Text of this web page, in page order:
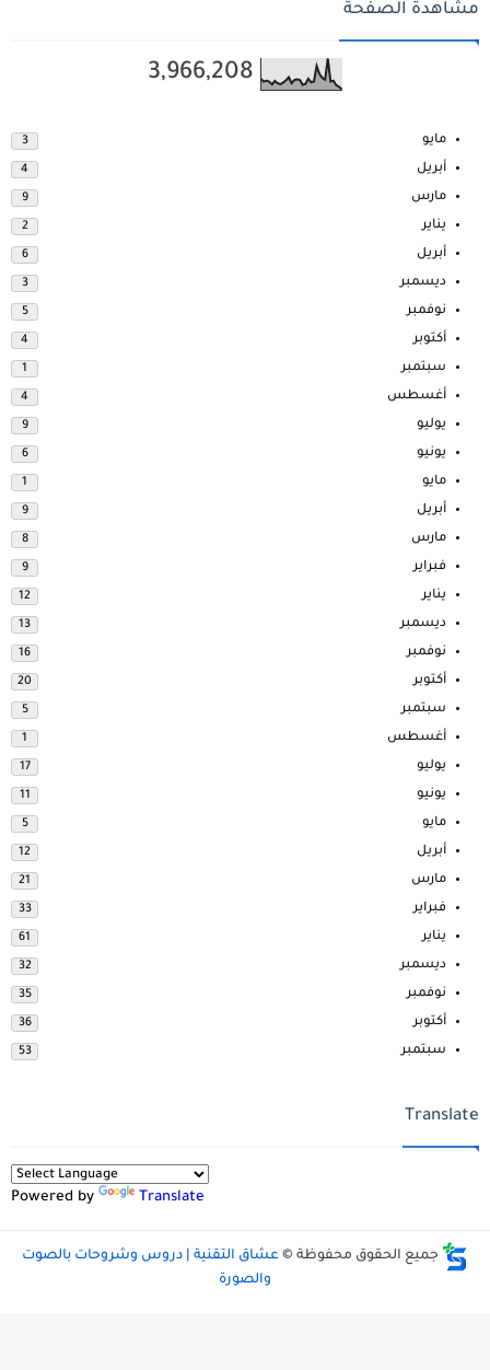
مشاهدة الصفحة
3,966,208
مايو 3
أبريل 4
مارس 9
يناير 2
أبريل 6
ديسمبر 3
نوفمبر 5
أكتوبر 4
سبتمبر 1
أغسطس 4
يوليو 9
يونيو 6
مايو 1
أبريل 9
مارس 8
فبراير 9
يناير 12
ديسمبر 13
نوفمبر 16
أكتوبر 20
سبتمبر 5
أغسطس 1
يوليو 17
يونيو 11
مايو 5
أبريل 12
مارس 21
فبراير 33
يناير 61
ديسمبر 32
نوفمبر 35
أكتوبر 36
سبتمبر 53
Translate
Powered by Translate
جميع الحقوق محفوظة © عشاق التقنية | دروس وشروحات بالصوت
والصورة